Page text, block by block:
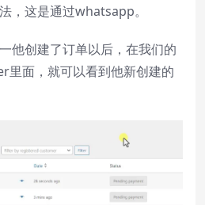
，这是通过whatsapp。
他创建了订单以后，在我们的
面，就可以看到他新创建的